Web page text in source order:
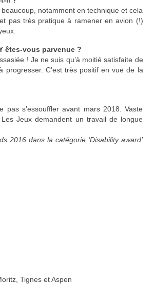
notamment en technique et cela
pas très pratique à ramener en avion (!)
êtes-vous parvenue ?
! Je ne suis qu’à moitié satisfaite de
progresser. C’est très positif en vue de la
s’essouffler avant mars 2018. Vaste
Jeux demandent un travail de longue
2016 dans la catégorie ‘Disability award’
Tignes et Aspen